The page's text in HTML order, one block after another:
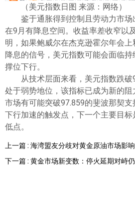
（美元指数日图 来源：网络）
鉴于通胀得到控制且劳动力市
在9月有降息空间。收益率差收窄以
明，如果鲍威尔在杰克逊霍尔年会
降息的信号，美元指数可能会面临
撑位下行。
从技术层面来看，美元指数跌破
处于弱势地位，该指标已成为新的
市场有可能突破97.859的斐波那契
下行加速的触发点，下一个主要目
低点。
上一篇 : 海湾盟友分歧对黄金原油市场影
下一篇 : 黄金市场新变数：停火延期对峙